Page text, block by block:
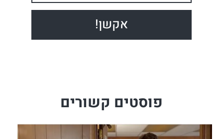
פוסטים קשורים